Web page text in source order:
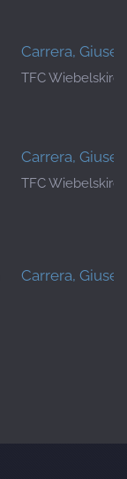
Carrera,
TFC
Carrera,
TFC
Carrera,